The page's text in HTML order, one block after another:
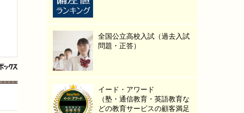
全国公立高校入試（過去入試
問題・正答）
イード・アワード
（塾・通信教育・英語教育な
どの教育サービスの顧客満足